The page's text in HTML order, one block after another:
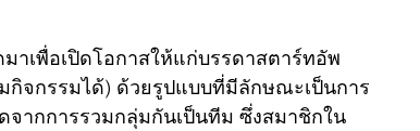
าเพื่อเปิดโอกาสให้แก่บรรดาสตาร์ทอัพ
กิจกรรมได้) ด้วยรูปแบบที่มีลักษณะเป็นการ
จากการรวมกลุ่มกันเป็นทีม ซึ่งสมาชิกใน